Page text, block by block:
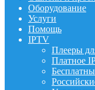
Оборудование
Услуги
Помощь
IPTV
Плееры
Платное